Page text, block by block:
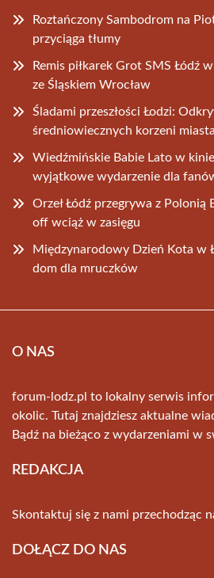
Roztańczony Sambodrom na
przyciąga tłumy
Remis piłkarek Grot SMS Łódź
ze Śląskiem Wrocław
Śladami przeszłości Łodzi:
średniowiecznych korzeni miasta
Wiedźmińskie Babie Lato w
wyjątkowe wydarzenie dla
Orzeł Łódź przegrywa z Polonią
off wciąż w zasięgu
Międzynarodowy Dzień Kota w
dom dla mruczków
O NAS
forum-lodz.pl to lokalny serwis
okolic. Tutaj znajdziesz aktualne
Bądź na bieżąco z wydarzeniami w
REDAKCJA
Skontaktuj się z nami przechodząc
DOŁĄCZ DO NAS